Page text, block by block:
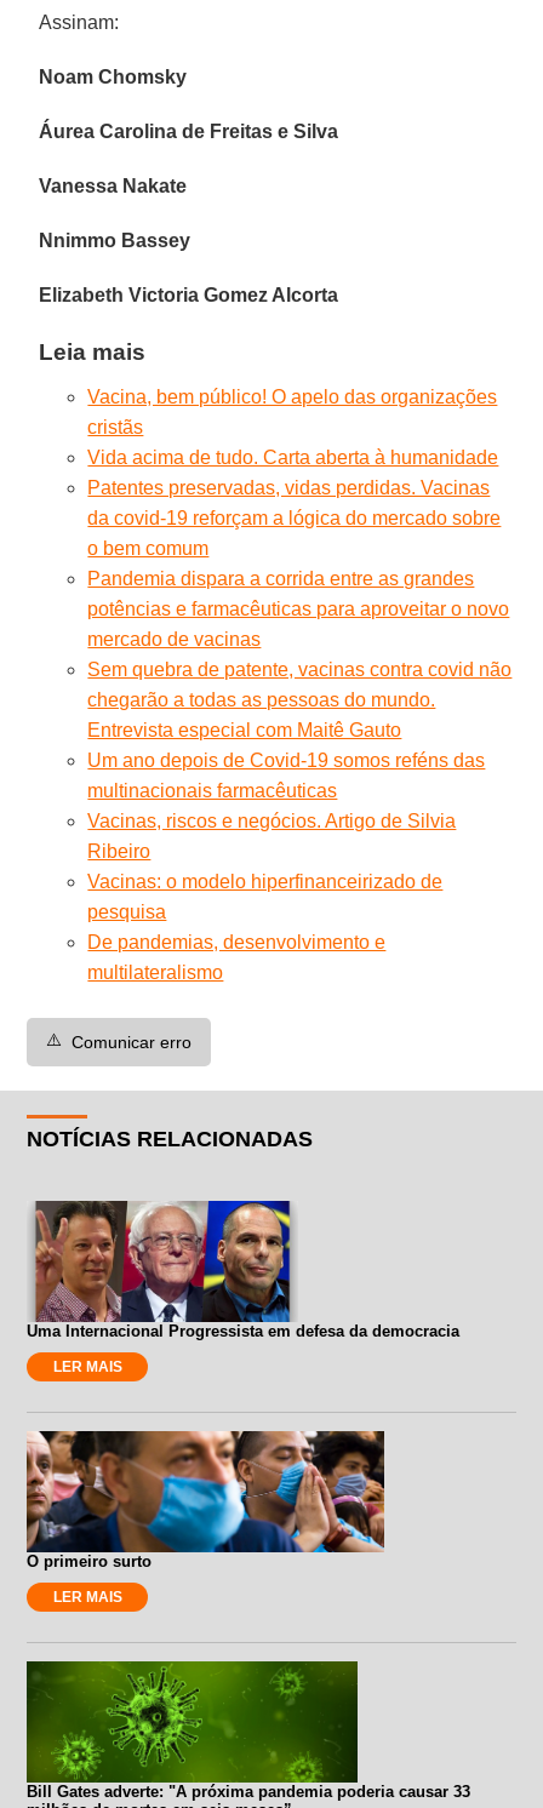
Assinam:
Noam Chomsky
Áurea Carolina de Freitas e Silva
Vanessa Nakate
Nnimmo Bassey
Elizabeth Victoria Gomez Alcorta
Leia mais
Vacina, bem público! O apelo das organizações
cristãs
Vida acima de tudo. Carta aberta à humanidade
Patentes preservadas, vidas perdidas. Vacinas
da covid-19 reforçam a lógica do mercado sobre
o bem comum
Pandemia dispara a corrida entre as grandes
potências e farmacêuticas para aproveitar o novo
mercado de vacinas
Sem quebra de patente, vacinas contra covid não
chegarão a todas as pessoas do mundo.
Entrevista especial com Maitê Gauto
Um ano depois de Covid-19 somos reféns das
multinacionais farmacêuticas
Vacinas, riscos e negócios. Artigo de Silvia
Ribeiro
Vacinas: o modelo hiperfinanceirizado de
pesquisa
De pandemias, desenvolvimento e
multilateralismo
⚠️ Comunicar erro
NOTÍCIAS RELACIONADAS
Uma Internacional Progressista em defesa da democracia
LER MAIS
O primeiro surto
LER MAIS
Bill Gates adverte: "A próxima pandemia poderia causar 33